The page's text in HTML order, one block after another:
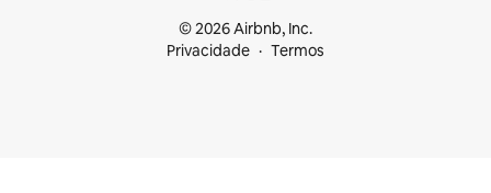
© 2026 Airbnb, Inc.
Privacidade
Termos